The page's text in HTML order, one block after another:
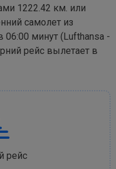
1222.42 км. или
самолет из
06:00 минут (Lufthansa -
рейс вылетает в
рейс